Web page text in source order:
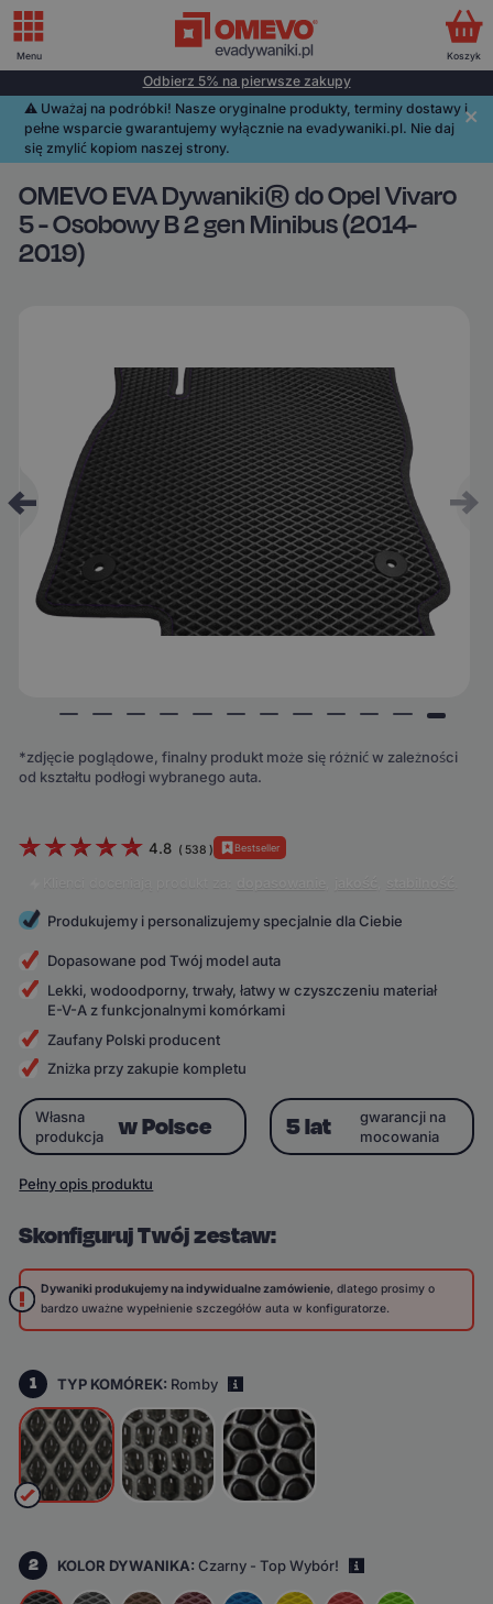
Odbierz 5% na pierwsze zakupy
⚠️️ Uważaj na podróbki! Nasze oryginalne produkty, terminy dostawy i
pełne wsparcie gwarantujemy wyłącznie na evadywaniki.pl. Nie daj
się zmylić kopiom naszej strony.
OMEVO EVA Dywaniki® do Opel Vivaro
5 - Osobowy B 2 gen Minibus (2014-
2019)
*zdjęcie poglądowe, finalny produkt może się różnić w zależności
od kształtu podłogi wybranego auta.
4.8 ( 538 ) Bestseller
Klienci doceniają produkt za: dopasowanie
Produkujemy i personalizujemy specjalnie dla Ciebie
Dopasowane pod Twój model auta
Lekki, wodoodporny, trwały, łatwy w czyszczeniu materiał
E-V-A z funkcjonalnymi komórkami
Zaufany Polski producent
Zniżka przy zakupie kompletu
Skonfiguruj Twój zestaw:
Dywaniki produkujemy na indywidualne zamówienie, dlatego prosimy o
bardzo uważne wypełnienie szczegółów auta w konfiguratorze.
1 TYP KOMÓREK: Romby
2 KOLOR DYWANIKA:Czarny - Top Wybór!
Własna
produkcja
w Polsce 5 lat
gwarancji na
mocowania
Pełny opis produktu
Menu Koszyk